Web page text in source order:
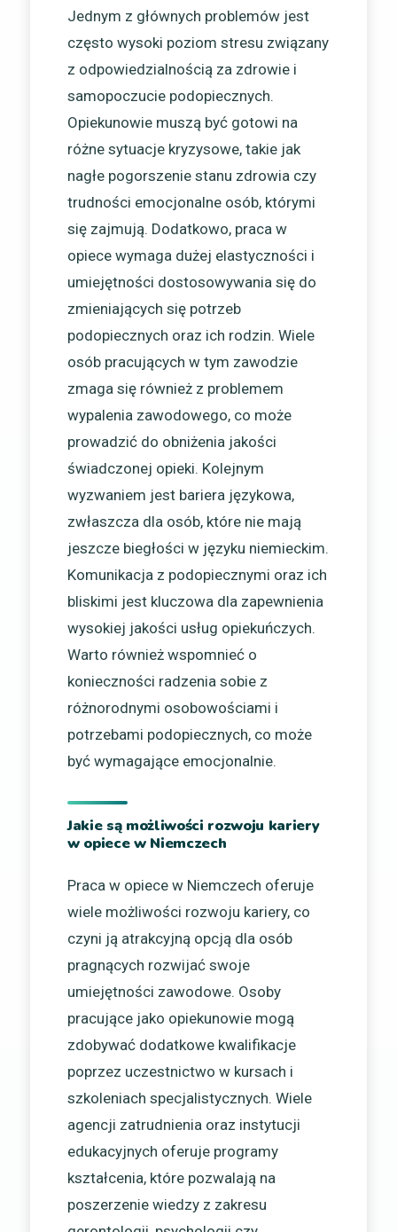
Jednym z głównych problemów jest
często wysoki poziom stresu związany
z odpowiedzialnością za zdrowie i
samopoczucie podopiecznych.
Opiekunowie muszą być gotowi na
różne sytuacje kryzysowe, takie jak
nagłe pogorszenie stanu zdrowia czy
trudności emocjonalne osób, którymi
się zajmują. Dodatkowo, praca w
opiece wymaga dużej elastyczności i
umiejętności dostosowywania się do
zmieniających się potrzeb
podopiecznych oraz ich rodzin. Wiele
osób pracujących w tym zawodzie
zmaga się również z problemem
wypalenia zawodowego, co może
prowadzić do obniżenia jakości
świadczonej opieki. Kolejnym
wyzwaniem jest bariera językowa,
zwłaszcza dla osób, które nie mają
jeszcze biegłości w języku niemieckim.
Komunikacja z podopiecznymi oraz ich
bliskimi jest kluczowa dla zapewnienia
wysokiej jakości usług opiekuńczych.
Warto również wspomnieć o
konieczności radzenia sobie z
różnorodnymi osobowościami i
potrzebami podopiecznych, co może
być wymagające emocjonalnie.
Jakie są możliwości rozwoju kariery
w opiece w Niemczech
Praca w opiece w Niemczech oferuje
wiele możliwości rozwoju kariery, co
czyni ją atrakcyjną opcją dla osób
pragnących rozwijać swoje
umiejętności zawodowe. Osoby
pracujące jako opiekunowie mogą
zdobywać dodatkowe kwalifikacje
poprzez uczestnictwo w kursach i
szkoleniach specjalistycznych. Wiele
agencji zatrudnienia oraz instytucji
edukacyjnych oferuje programy
kształcenia, które pozwalają na
poszerzenie wiedzy z zakresu